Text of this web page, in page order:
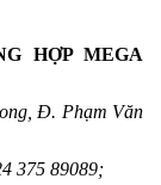
HỢP MEGA
Đ. Phạm Văn
375 89089;